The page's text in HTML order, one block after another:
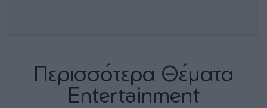
Περισσότερα Θέματα
Entertainment